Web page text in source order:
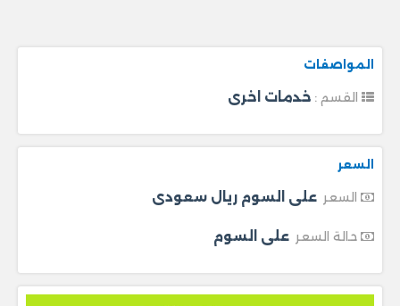
المواصفات
خدمات اخرى
السعر
السعر على السوم ريال سعودى
حالة السعر على السوم